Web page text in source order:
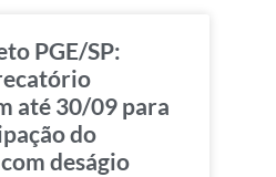
PGE/SP:
até 30/09 para
do
deságio